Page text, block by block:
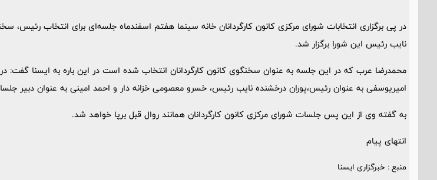
در پی برگزاری انتخابات شورای مرکزی کانون کارگردانان خانه سینما هفتم اسفندماه جلسه‌ای برای انتخاب رئیس،
نایب رئیس این شورا برگزار شد.
محمدرضا عرب که در این جلسه به عنوان سخنگوی کانون کارگردانان انتخاب شده است در این باره به ایسنا
امیریوسفی به عنوان رئیس،‌پوران درخشنده نایب رئیس، خسرو معصومی خزانه دار و احمد امینی به عنوان دبیر
به گفته وی از این پس جلسات شورای مرکزی کانون کارگردانان همانند روال قبل برپا خواهد شد.
انتهای پیام
منبع : خبرگزاری ایسنا